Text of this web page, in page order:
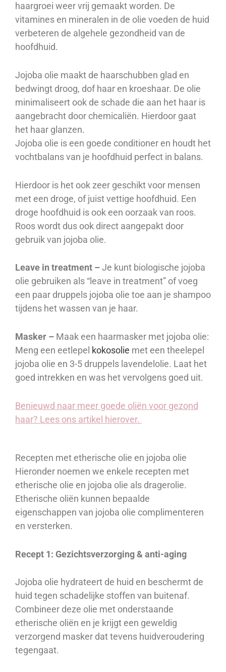
haargroei weer vrij gemaakt worden. De
vitamines en mineralen in de olie voeden de huid
verbeteren de algehele gezondheid van de
hoofdhuid.
Jojoba olie maakt de haarschubben glad en
bedwingt droog, dof haar en kroeshaar. De olie
minimaliseert ook de schade die aan het haar is
aangebracht door chemicaliën. Hierdoor gaat
het haar glanzen.
Jojoba olie is een goede conditioner en houdt het
vochtbalans van je hoofdhuid perfect in balans.
Hierdoor is het ook zeer geschikt voor mensen
met een droge, of juist vettige hoofdhuid. Een
droge hoofdhuid is ook een oorzaak van roos.
Roos wordt dus ook direct aangepakt door
gebruik van jojoba olie.
Leave in treatment –Je kunt biologische jojoba
olie gebruiken als “leave in treatment” of voeg
een paar druppels jojoba olie toe aan je shampoo
tijdens het wassen van je haar.
Masker – Maak een haarmasker met jojoba olie:
Meng een eetlepel kokosolie met een theelepel
jojoba olie en 3-5 druppels lavendelolie. Laat het
goed intrekken en was het vervolgens goed uit.
Benieuwd naar meer goede oliën voor gezond
haar? Lees ons artikel hierover.
Recepten met etherische olie en jojoba olie
Hieronder noemen we enkele recepten met
etherische olie en jojoba olie als dragerolie.
Etherische oliën kunnen bepaalde
eigenschappen van jojoba olie complimenteren
en versterken.
Recept 1: Gezichtsverzorging & anti-aging
Jojoba olie hydrateert de huid en beschermt de
huid tegen schadelijke stoffen van buitenaf.
Combineer deze olie met onderstaande
etherische oliën en je krijgt een geweldig
verzorgend masker dat tevens huidveroudering
tegengaat.